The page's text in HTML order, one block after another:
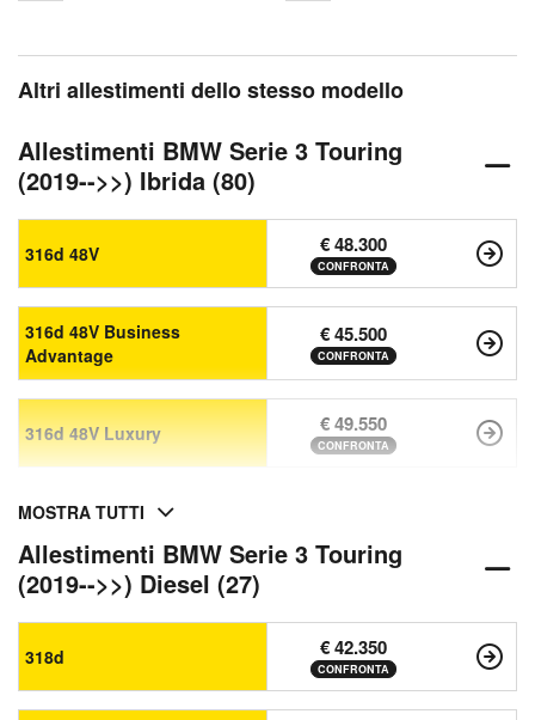
Altri allestimenti dello stesso modello
Allestimenti BMW Serie 3 Touring
(2019-->>) Ibrida (80)
316d 48V € 48.300
CONFRONTA
316d 48V Business
Advantage
€ 45.500
CONFRONTA
316d 48V Luxury € 49.550
CONFRONTA
MOSTRA TUTTI
Allestimenti BMW Serie 3 Touring
(2019-->>) Diesel (27)
318d € 42.350
CONFRONTA